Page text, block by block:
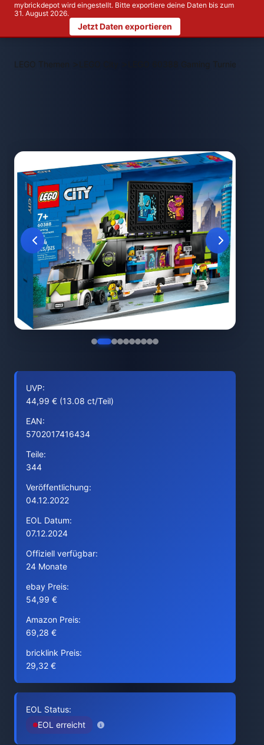
mybrickdepot wird eingestellt. Bitte exportiere deine Daten bis zum
31. August 2026.
Jetzt Daten exportieren
LEGO Themen > LEGO 60388 Gaming Turnier Truck
UVP:
44,99 € (13.08 ct/Teil)
EAN:
5702017416434
Teile:
344
Veröffentlichung:
04.12.2022
EOL Datum:
07.12.2024
Offiziell verfügbar:
24 Monate
ebay Preis:
54,99 €
Amazon Preis:
69,28 €
bricklink Preis:
29,32 €
EOL Status:
EOL erreicht